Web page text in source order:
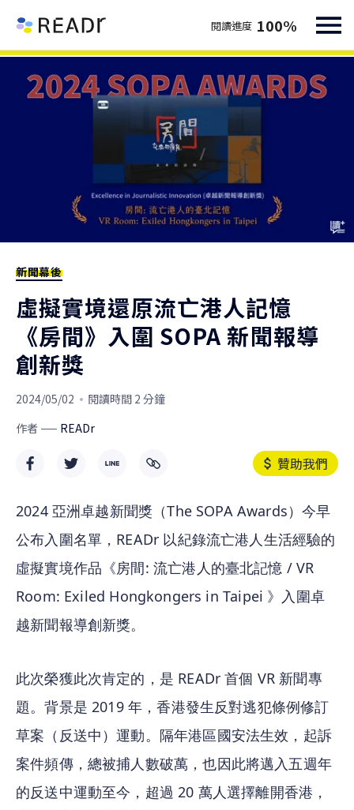
閱讀進度 100%
新聞幕後
虛擬實境還原流亡港人記憶
《房間》入圍 SOPA 新聞報導
創新獎
2024/05/02
閱讀時間 2 分鐘
作者
READr
贊助我們
2024 亞洲卓越新聞獎（The SOPA Awards）今早
公布入圍名單，READr 以紀錄流亡港人生活經驗的
虛擬實境作品《房間: 流亡港人的臺北記憶 / VR
Room: Exiled Hongkongers in Taipei 》入圍卓
越新聞報導創新獎。
此次榮獲此次肯定的，是 READr 首個 VR 新聞專
題。背景是 2019 年，香港發生反對逃犯條例修訂
草案（反送中）運動。隔年港區國安法生效，起訴
案件頻傳，總被捕人數破萬，也因此將邁入五週年
的反送中運動至今，超過 20 萬人選擇離開香港，